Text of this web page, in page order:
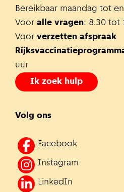
Bereikbaar maandag tot
Voor alle vragen: 8.30 tot
Voor verzetten afspraak
uur
Ik zoek hulp
Volg ons
Facebook
Instagram
LinkedIn